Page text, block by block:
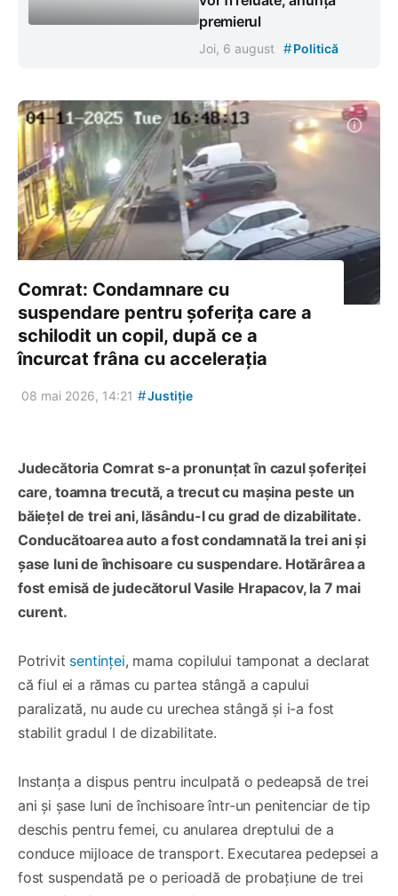
premierul
Joi, 6 august #Politică
Comrat: Condamnare cu
suspendare pentru șoferița care a
schilodit un copil, după ce a
încurcat frâna cu accelerația
08 mai 2026, 14:21 #Justiție
Judecătoria Comrat s-a pronunțat în cazul șoferiței
care, toamna trecută, a trecut cu mașina peste un
băiețel de trei ani, lăsându-l cu grad de dizabilitate.
Conducătoarea auto a fost condamnată la trei ani și
șase luni de închisoare cu suspendare. Hotărârea a
fost emisă de judecătorul Vasile Hrapacov, la 7 mai
curent.
Potrivit sentinței, mama copilului tamponat a declarat
că fiul ei a rămas cu partea stângă a capului
paralizată, nu aude cu urechea stângă și i-a fost
stabilit gradul I de dizabilitate.
Instanța a dispus pentru inculpată o pedeapsă de trei
ani și șase luni de închisoare într-un penitenciar de tip
deschis pentru femei, cu anularea dreptului de a
conduce mijloace de transport. Executarea pedepsei a
fost suspendată pe o perioadă de probațiune de trei